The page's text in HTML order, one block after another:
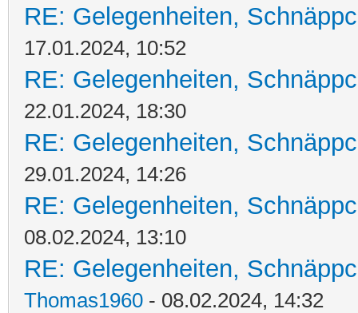
RE: Gelegenheiten,
17.01.2024, 10:52
RE: Gelegenheiten,
22.01.2024, 18:30
RE: Gelegenheiten,
29.01.2024, 14:26
RE: Gelegenheiten,
08.02.2024, 13:10
RE: Gelegenheiten,
Thomas1960 - 08.02.2024, 14:32